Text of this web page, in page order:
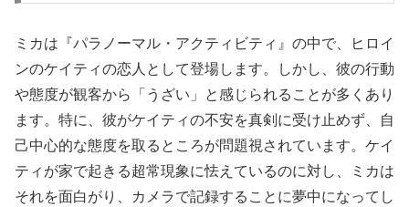
ミカは『パラノーマル・アクティビティ』の中で、ヒロイ
ンのケイティの恋人として登場します。しかし、彼の行動
や態度が観客から「うざい」と感じられることが多くあり
ます。特に、彼がケイティの不安を真剣に受け止めず、自
己中心的な態度を取るところが問題視されています。ケイ
ティが家で起きる超常現象に怯えているのに対し、ミカは
それを面白がり、カメラで記録することに夢中になってし